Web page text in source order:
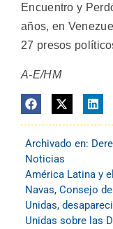
Encuentro y
años, en
27 presos
A-E/HM
Archivado en:
Noticias
América Latina y
Navas, Consejo
Unidas,
Unidas sobre las